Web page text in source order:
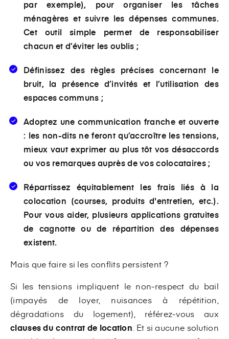
par exemple), pour organiser les tâches
ménagères et suivre les dépenses communes.
Cet outil simple permet de responsabiliser
chacun et d’éviter les oublis ;
Définissez des règles précises concernant le
bruit, la présence d’invités et l’utilisation des
espaces communs ;
Adoptez une communication franche et ouverte
: les non-dits ne feront qu’accroître les tensions,
mieux vaut exprimer au plus tôt vos désaccords
ou vos remarques auprès de vos colocataires ;
Répartissez équitablement les frais liés à la
colocation (courses, produits d'entretien, etc.).
Pour vous aider, plusieurs applications gratuites
de cagnotte ou de répartition des dépenses
existent.
Mais que faire si les conflits persistent ?
Si les tensions impliquent le non-respect du bail
(impayés de loyer, nuisances à répétition,
dégradations du logement), référez-vous aux
clauses du contrat de location . Et si aucune solution